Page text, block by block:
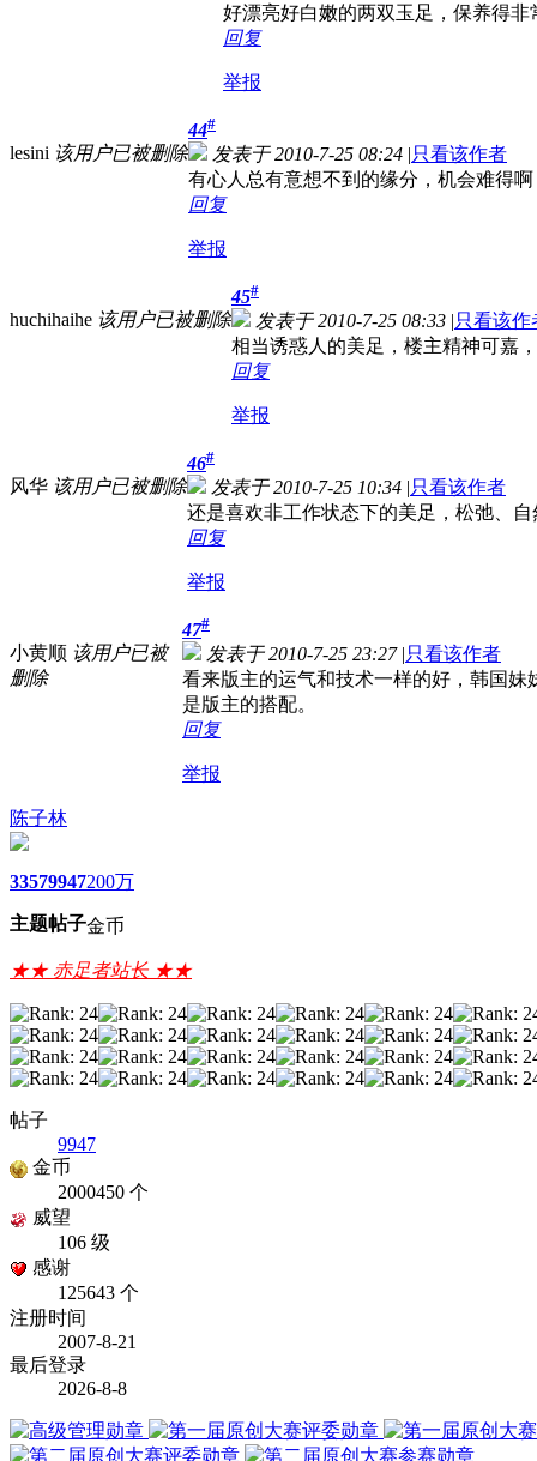
好漂亮好白嫩的两双玉足，保养得
回复
举报
lesini 该用户已被删除
44#
发表于 2010-7-25 08:24 |只看该作者
有心人总有意想不到的缘分，机会难得啊
回复
举报
huchihaihe 该用户已被删除
45#
发表于 2010-7-25 08:33 |只看该作
相当诱惑人的美足，楼主精神可嘉
回复
举报
风华 该用户已被删除
46#
发表于 2010-7-25 10:34 |只看该作者
还是喜欢非工作状态下的美足，松弛、
回复
举报
小黄顺 该用户已被
删除
47#
发表于 2010-7-25 23:27 |只看该作者
看来版主的运气和技术一样的好，韩国
是版主的搭配。
回复
举报
陈子林
3357
主题
9947
帖子
200万
金币
★★ 赤足者站长 ★★
帖子
9947
金币
2000450 个
威望
106 级
感谢
125643 个
注册时间
2007-8-21
最后登录
2026-8-8